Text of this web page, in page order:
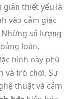
thiết yếu là
vào cảm giác
số lượng
loàn,
hình này phù
và trò chơi. Sự
thuật và cảm